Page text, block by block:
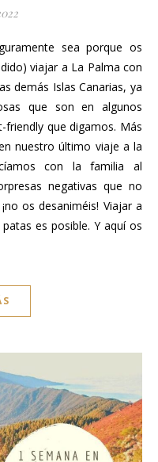
viajar a La Palma con
demás Islas Canarias, ya
que son en algunos
que digamos. Más
nuestro último viaje a la
con la familia al
negativas que no
os desaniméis! Viajar a
es posible. Y aquí os